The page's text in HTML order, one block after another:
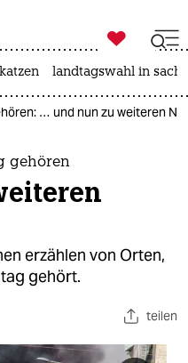

taz zahl ich
katzen landtagswahl in
… und nun zu weiteren
gehören
erzählen von Orten,
gehört.
teilen